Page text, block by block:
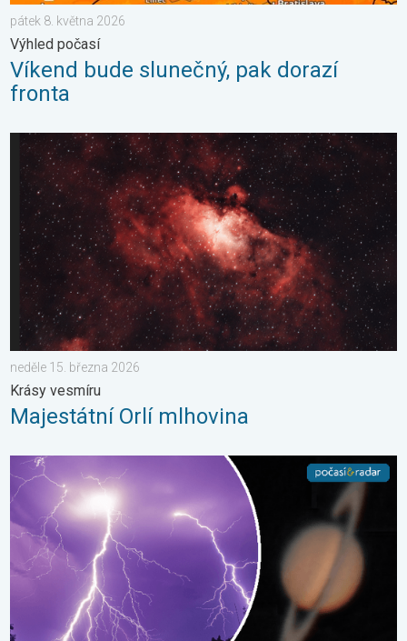
pátek 8. května 2026
Výhled počasí
Víkend bude slunečný, pak dorazí
fronta
Majestátní Orlí mlhovina. Krásy vesmíru. . . neděle 15. března
neděle 15. března 2026
Krásy vesmíru
Majestátní Orlí mlhovina
Červnové fotografie. Zajímavosti. . . neděle 5. července 2026